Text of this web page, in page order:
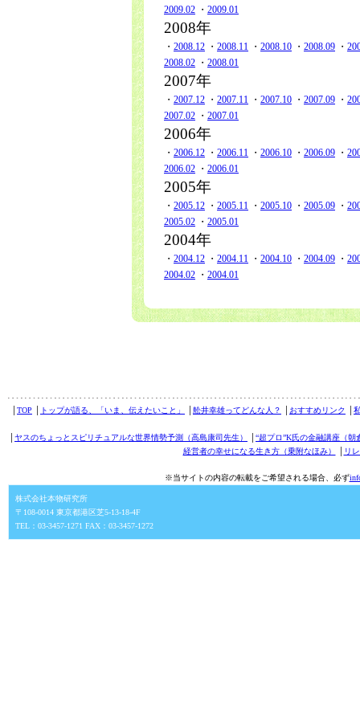
2009.02 ・ 2009.01
2008年
・ 2008.12 ・ 2008.11 ・ 2008.10 ・ 2008.09 ・
2008.02 ・ 2008.01
2007年
・ 2007.12 ・ 2007.11 ・ 2007.10 ・ 2007.09 ・
2007.02 ・ 2007.01
2006年
・ 2006.12 ・ 2006.11 ・ 2006.10 ・ 2006.09 ・
2006.02 ・ 2006.01
2005年
・ 2005.12 ・ 2005.11 ・ 2005.10 ・ 2005.09 ・
2005.02 ・ 2005.01
2004年
・ 2004.12 ・ 2004.11 ・ 2004.10 ・ 2004.09 ・
2004.02 ・ 2004.01
TOP トップが語る、「いま、伝えたいこと」 舩井幸雄ってどんな人？ おすすめリンク
ヤスのちょっとスピリチュアルな世界情勢予測（高島康司先生）
“超プロ”K氏の金融講座（朝
経営者の幸せになる生き方（乗附なほみ）
リ
※当サイトの内容の転載をご希望される場合、必ず
株式会社本物研究所
〒108-0014 東京都港区芝5-13-18-4F
TEL：03-3457-1271 FAX：03-3457-1272